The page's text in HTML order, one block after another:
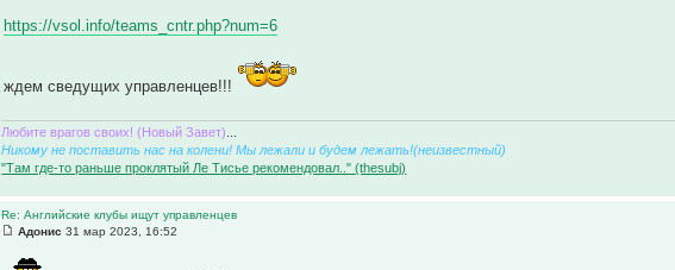
https://vsol.info/teams_cntr.php?num=6
ждем сведущих управленцев!!!
Любите врагов своих! (Новый Завет)
Никому не поставить нас на колени! Мы лежали и будем лежать!(неизвестный)
"Там где-то раньше проклятый Ле Тисье рекомендовал.." (thesubj)
Re: Английские клубы ищут управленцев
Адонис 31 мар 2023, 16:52